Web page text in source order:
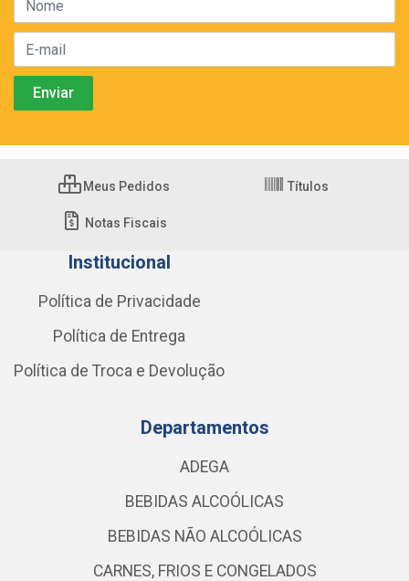
Meus Pedidos Títulos
Notas Fiscais
Institucional
Política de Privacidade
Política de Entrega
Política de Troca e Devolução
Departamentos
ADEGA
BEBIDAS ALCOÓLICAS
BEBIDAS NÃO ALCOÓLICAS
CARNES, FRIOS E CONGELADOS